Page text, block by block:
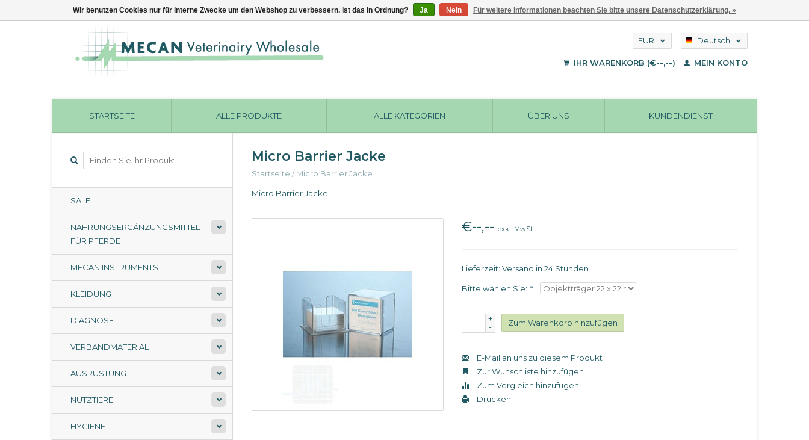
EUR
USD
Deutsch
Français
IHR WARENKORB (€--,--) MEIN KONTO
STARTSEITE ALLE PRODUKTE ALLE KATEGORIEN ÜBER UNS KUNDENDIENST
SALE
NAHRUNGSERGÄNZUNGSMITTEL
FÜR PFERDE
MECAN INSTRUMENTS
KLEIDUNG
DIAGNOSE
VERBANDMATERIAL
AUSRÜSTUNG
NUTZTIERE
HYGIENE
Micro Barrier Jacke
Startseite /Micro Barrier Jacke
Micro Barrier Jacke
€--,--exkl. MwSt.
Lieferzeit: Versand in 24 Stunden
Bitte wählen Sie: *
+
-
Zum Warenkorb hinzufügen
E-Mail an uns zu diesem Produkt
Zur Wunschliste hinzufügen
Zum Vergleich hinzufügen
Drucken
Wir benutzen Cookies nur für interne Zwecke um den Webshop zu verbessern. Ist das in Ordnung? Ja Nein Für weitere Informationen beachten Sie bitte unsere Datenschutzerklärung. »